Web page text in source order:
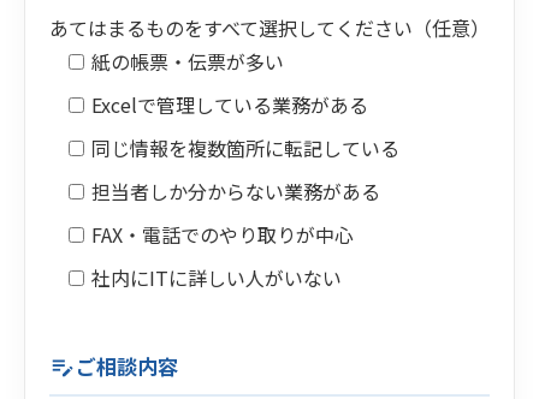
あてはまるものをすべて選択してください（任意）
紙の帳票・伝票が多い
Excelで管理している業務がある
同じ情報を複数箇所に転記している
担当者しか分からない業務がある
FAX・電話でのやり取りが中心
社内にITに詳しい人がいない
edit_noteご相談内容